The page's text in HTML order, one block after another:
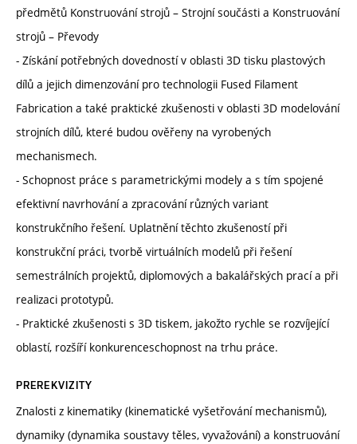
předmětů Konstruování strojů – Strojní součásti a Konstruování
strojů – Převody
- Získání potřebných dovedností v oblasti 3D tisku plastových
dílů a jejich dimenzování pro technologii Fused Filament
Fabrication a také praktické zkušenosti v oblasti 3D modelování
strojních dílů, které budou ověřeny na vyrobených
mechanismech.
- Schopnost práce s parametrickými modely a s tím spojené
efektivní navrhování a zpracování různých variant
konstrukčního řešení. Uplatnění těchto zkušeností při
konstrukční práci, tvorbě virtuálních modelů při řešení
semestrálních projektů, diplomových a bakalářských prací a při
realizaci prototypů.
- Praktické zkušenosti s 3D tiskem, jakožto rychle se rozvíjející
oblastí, rozšíří konkurenceschopnost na trhu práce.
PREREKVIZITY
Znalosti z kinematiky (kinematické vyšetřování mechanismů),
dynamiky (dynamika soustavy těles, vyvažování) a konstruování